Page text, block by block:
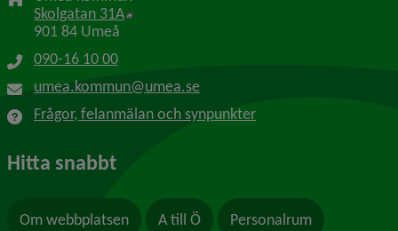
Skolgatan 31A Länk till annan webbplats, öppnas i nytt
901 84 Umeå
090-16 10 00
umea.kommun@umea.se
Frågor, felanmälan och synpunkter
Hitta snabbt
Om webbplatsen A till Ö Personalrum